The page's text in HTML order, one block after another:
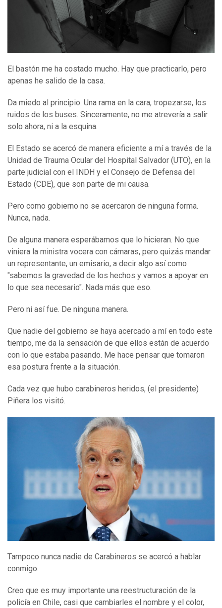
El bastón me ha costado mucho. Hay que practicarlo, pero
apenas he salido de la casa.
Da miedo al principio. Una rama en la cara, tropezarse, los
ruidos de los buses. Sinceramente, no me atrevería a salir
solo ahora, ni a la esquina.
El Estado se acercó de manera eficiente a mí a través de la
Unidad de Trauma Ocular del Hospital Salvador (UTO), en la
parte judicial con el INDH y el Consejo de Defensa del
Estado (CDE), que son parte de mi causa.
Pero como gobierno no se acercaron de ninguna forma.
Nunca, nada.
De alguna manera esperábamos que lo hicieran. No que
viniera la ministra vocera con cámaras, pero quizás mandar
un representante, un emisario, a decir algo así como
"sabemos la gravedad de los hechos y vamos a apoyar en
lo que sea necesario". Nada más que eso.
Pero ni así fue. De ninguna manera.
Que nadie del gobierno se haya acercado a mí en todo este
tiempo, me da la sensación de que ellos están de acuerdo
con lo que estaba pasando. Me hace pensar que tomaron
esa postura frente a la situación.
Cada vez que hubo carabineros heridos, (el presidente)
Piñera los visitó.
Tampoco nunca nadie de Carabineros se acercó a hablar
conmigo.
Creo que es muy importante una reestructuración de la
policía en Chile, casi que cambiarles el nombre y el color,